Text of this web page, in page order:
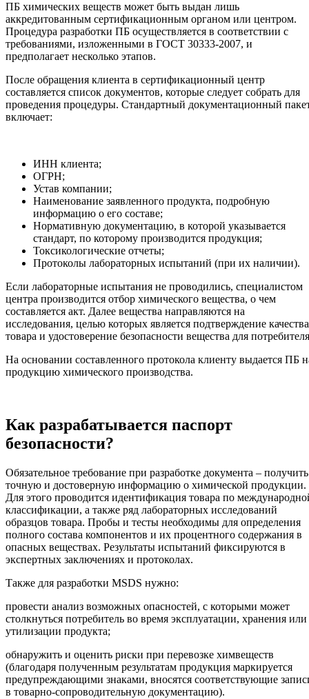
ПБ химических веществ может быть выдан лишь
аккредитованным сертификационным органом или центром.
Процедура разработки ПБ осуществляется в соответствии с
требованиями, изложенными в ГОСТ 30333-2007, и
предполагает несколько этапов.
После обращения клиента в сертификационный центр
составляется список документов, которые следует собрать для
проведения процедуры. Стандартный документационный
включает:
ИНН клиента;
ОГРН;
Устав компании;
Наименование заявленного продукта, подробную
информацию о его составе;
Нормативную документацию, в которой указывается
стандарт, по которому производится продукция;
Токсикологические отчеты;
Протоколы лабораторных испытаний (при их наличии).
Если лабораторные испытания не проводились, специалистом
центра производится отбор химического вещества, о чем
составляется акт. Далее вещества направляются на
исследования, целью которых является подтверждение качества
товара и удостоверение безопасности вещества для
На основании составленного протокола клиенту выдается ПБ
продукцию химического производства.
Как разрабатывается паспорт
безопасности?
Обязательное требование при разработке документа – получить
точную и достоверную информацию о химической продукции.
Для этого проводится идентификация товара по
классификации, а также ряд лабораторных исследований
образцов товара. Пробы и тесты необходимы для определения
полного состава компонентов и их процентного содержания в
опасных веществах. Результаты испытаний фиксируются в
экспертных заключениях и протоколах.
Также для разработки MSDS нужно:
провести анализ возможных опасностей, с которыми может
столкнуться потребитель во время эксплуатации, хранения или
утилизации продукта;
обнаружить и оценить риски при перевозке химвеществ
(благодаря полученным результатам продукция маркируется
предупреждающими знаками, вносятся соответствующие
в товарно-сопроводительную документацию).